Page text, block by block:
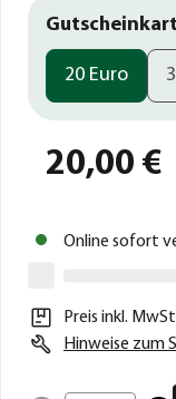
20 Euro
20,00 €
Online sofort
Preis inkl.
Hinweise zum